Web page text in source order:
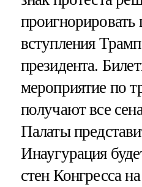
вступления
президента.
мероприятие по
получают все
Палаты
Инаугурация
стен Конгресса